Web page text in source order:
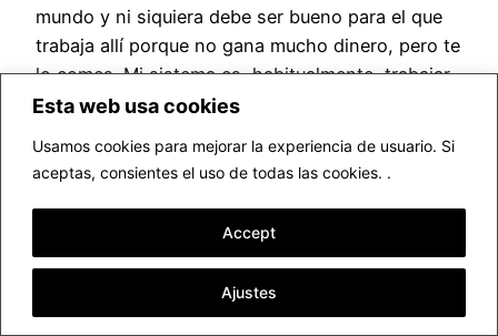
Esta web usa cookies
Usamos cookies para mejorar la experiencia de usuario. Si
aceptas, consientes el uso de todas las cookies. .
Ajustes
Accept
mundo y ni siquiera debe ser bueno para el que
trabaja allí porque no gana mucho dinero, pero te
lo comes. Mi sistema es, habitualmente, trabajar
con…